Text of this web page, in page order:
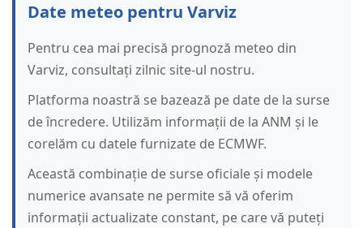
Date meteo pentru Varviz
Pentru cea mai precisă prognoză meteo din
Varviz, consultați zilnic site-ul nostru.
Platforma noastră se bazează pe date de la surse
de încredere. Utilizăm informații de la ANM și le
corelăm cu datele furnizate de ECMWF.
Această combinație de surse oficiale și modele
numerice avansate ne permite să vă oferim
informații actualizate constant, pe care vă puteți